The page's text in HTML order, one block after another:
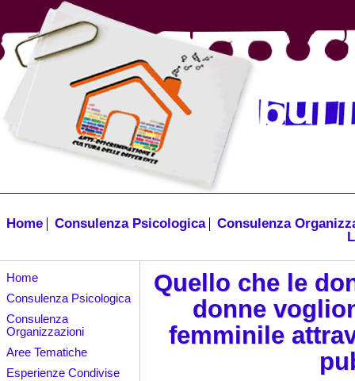
Home Consulenza Psicologica
Consulenza
Home
Consulenza Psicologica
Consulenza
Organizzazioni
Aree Tematiche
Esperienze Condivise
Quello che le
donne
femminile